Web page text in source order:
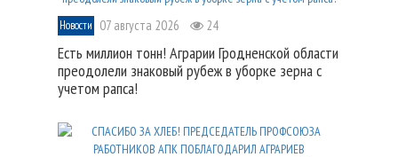
Новости 07 августа 2026 24
Есть миллион тонн! Аграрии Гродненской области
преодолели знаковый рубеж в уборке зерна с
учетом рапса!